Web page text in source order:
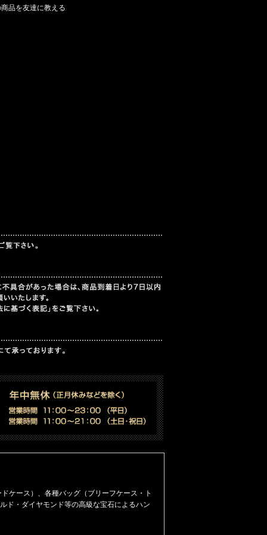
品を友達に教える
ケース） 、 各種バッグ（ブリーフケース・ト
ド・ダイヤモンド等の高級な宝石によるハン